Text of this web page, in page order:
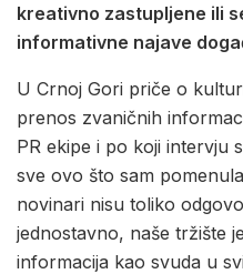
kreativno zastupljene ili
informativne najave
U Crnoj Gori priče o
prenos zvaničnih
PR ekipe i po koji intervju
sve ovo što sam
novinari nisu toliko
jednostavno, naše tržište
informacija kao svuda u